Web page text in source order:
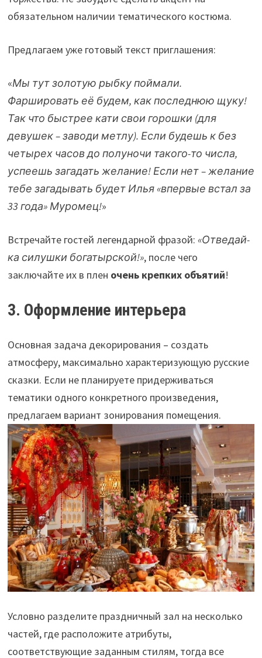
обязательном наличии тематического костюма.
Предлагаем уже готовый текст приглашения:
«Мы тут золотую рыбку поймали.
Фаршировать её будем, как последнюю щуку!
Так что быстрее кати свои горошки (для
девушек – заводи метлу). Если будешь к без
четырех часов до полуночи такого-то числа,
успеешь загадать желание! Если нет – желание
тебе загадывать будет Илья «впервые встал за
33 года» Муромец!»
Встречайте гостей легендарной фразой: «Отведай-
ка силушки богатырской!», после чего
заключайте их в плен очень крепких объятий!
3. Оформление интерьера
Основная задача декорирования – создать
атмосферу, максимально характеризующую русские
сказки. Если не планируете придерживаться
тематики одного конкретного произведения,
предлагаем вариант зонирования помещения.
Условно разделите праздничный зал на несколько
частей, где расположите атрибуты,
соответствующие заданным стилям, тогда все